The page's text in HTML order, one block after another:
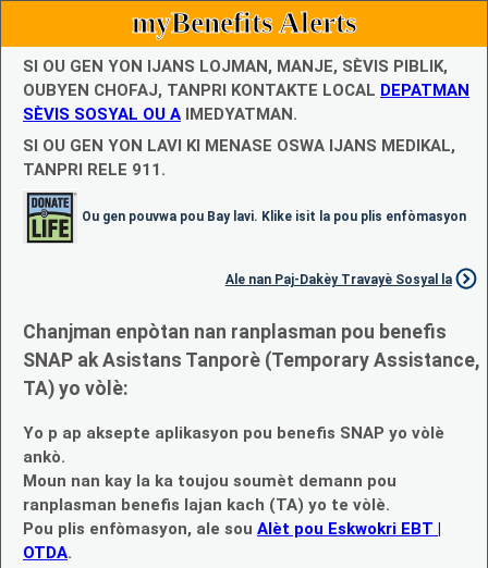
myBenefits Alerts
SI OU GEN YON IJANS LOJMAN, MANJE, SÈVIS PIBLIK,
OUBYEN CHOFAJ, TANPRI KONTAKTE LOCAL DEPATMAN
SÈVIS SOSYAL OU A IMEDYATMAN.
SI OU GEN YON LAVI KI MENASE OSWA IJANS MEDIKAL,
TANPRI RELE 911.
Ou gen pouvwa pou Bay lavi. Klike isit la pou plis enfòmasyon
Ale nan Paj-Dakèy Travayè Sosyal la
Chanjman enpòtan nan ranplasman pou benefis
SNAP ak Asistans Tanporè (Temporary Assistance,
TA) yo vòlè:
Yo p ap aksepte aplikasyon pou benefis SNAP yo vòlè
ankò.
Moun nan kay la ka toujou soumèt demann pou
ranplasman benefis lajan kach (TA) yo te vòlè.
Pou plis enfòmasyon, ale sou Alèt pou Eskwokri EBT |
OTDA.